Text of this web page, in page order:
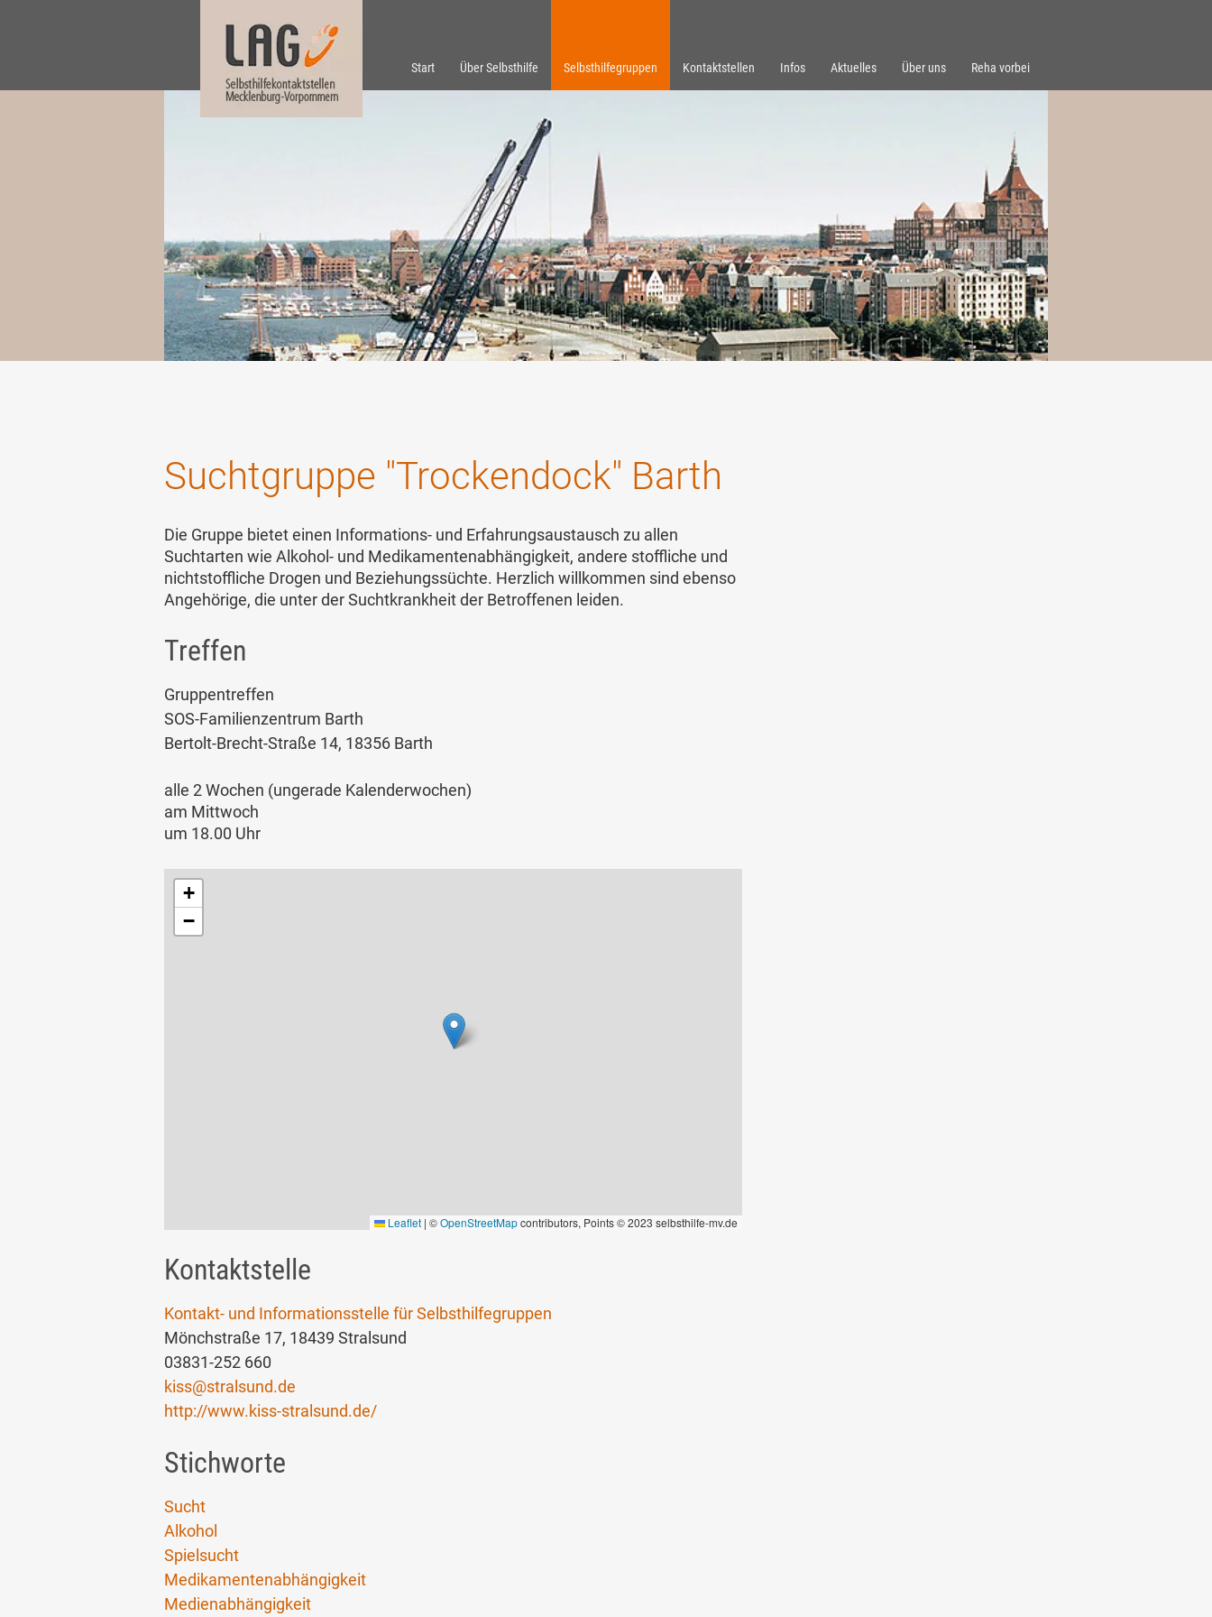
Start Über Selbsthilfe Selbsthilfegruppen Kontaktstellen Infos Aktuelles Über uns Reha vorbei
Suchtgruppe "Trockendock" Barth
Die Gruppe bietet einen Informations- und Erfahrungsaustausch zu allen
Suchtarten wie Alkohol- und Medikamentenabhängigkeit, andere stoffliche und
nichtstoffliche Drogen und Beziehungssüchte. Herzlich willkommen sind ebenso
Angehörige, die unter der Suchtkrankheit der Betroffenen leiden.
Treffen
Gruppentreffen
SOS-Familienzentrum Barth
Bertolt-Brecht-Straße 14, 18356 Barth
alle 2 Wochen (ungerade Kalenderwochen)
am Mittwoch
um 18.00 Uhr
+
−
Leaflet | ©OpenStreetMapcontributors, Points © 2023 selbsthilfe-mv.de
Kontaktstelle
Kontakt- und Informationsstelle für Selbsthilfegruppen
Mönchstraße 17, 18439 Stralsund
03831-252 660
kiss@stralsund.de
http://www.kiss-stralsund.de/
Stichworte
Sucht
Alkohol
Spielsucht
Medikamentenabhängigkeit
Medienabhängigkeit